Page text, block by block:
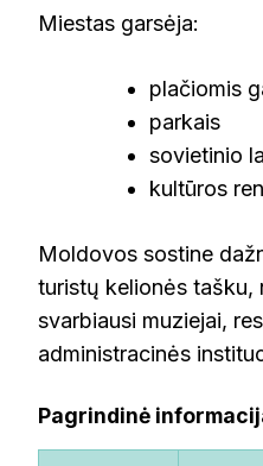
Miestas garsėja:
plačiomis
parkais
sovietinio
kultūros
Moldovos sostine
turistų kelionės tašku,
svarbiausi muziejai,
administracinės
Pagrindinė